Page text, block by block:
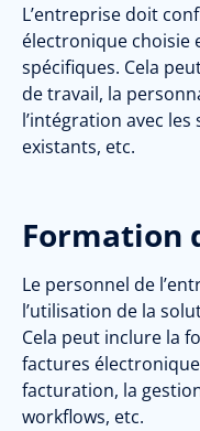
L’entreprise doit
électronique choisie
spécifiques. Cela
de travail, la
l’intégration avec
existants, etc.
Formation
Le personnel de
l’utilisation de la
Cela peut inclure la
factures
facturation, la
workflows, etc.